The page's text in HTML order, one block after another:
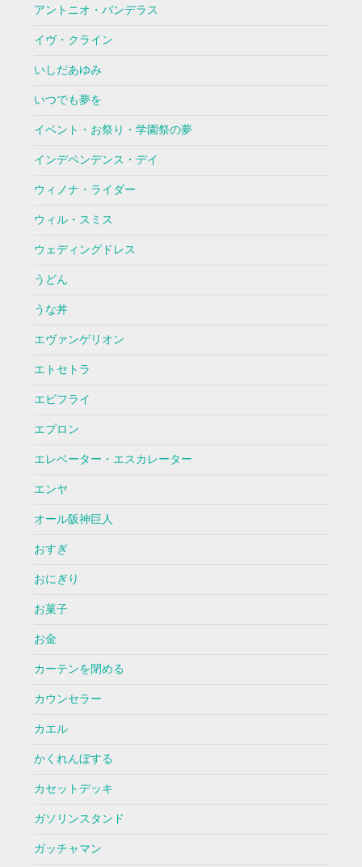
アントニオ・バンデラス
イヴ・クライン
いしだあゆみ
いつでも夢を
イベント・お祭り・学園祭の夢
インデペンデンス・デイ
ウィノナ・ライダー
ウィル・スミス
ウェディングドレス
うどん
うな丼
エヴァンゲリオン
エトセトラ
エビフライ
エプロン
エレベーター・エスカレーター
エンヤ
オール阪神巨人
おすぎ
おにぎり
お菓子
お金
カーテンを閉める
カウンセラー
カエル
かくれんぼする
カセットデッキ
ガソリンスタンド
ガッチャマン